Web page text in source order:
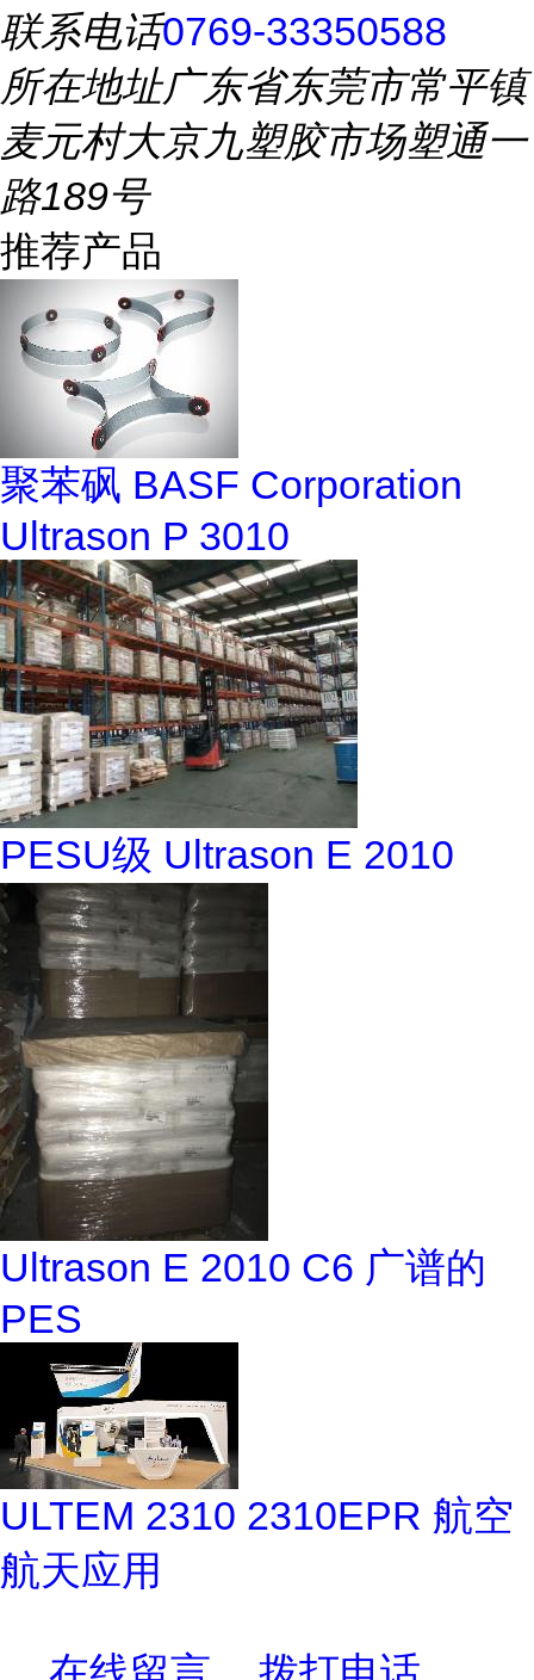
联系电话0769-33350588
所在地址广东省东莞市常平镇
麦元村大京九塑胶市场塑通一
路189号
推荐产品
聚苯砜 BASF Corporation
Ultrason P 3010
PESU级 Ultrason E 2010
Ultrason E 2010 C6 广谱的
PES
ULTEM 2310 2310EPR 航空
航天应用